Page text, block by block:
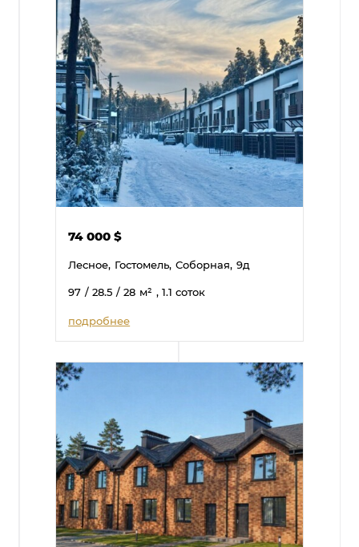
74 000$
Лесное, Гостомель, Соборная, 9д
97 / 28.5 / 28 м² , 1.1 соток
подробнее